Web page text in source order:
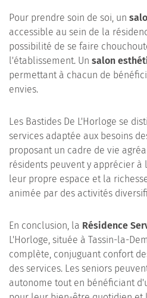
Pour prendre soin de soi, un
accessible au sein de la
possibilité de se faire
l'établissement. Un salon
permettant à chacun de
envies.
Les Bastides De L'Horloge se
services adaptée aux besoins
proposant un cadre de vie
résidents peuvent y apprécier
leur propre espace et la
animée par des activités
En conclusion, la Résidence
L'Horloge, située à Tassin-la-
complète, conjuguant confort
des services. Les seniors
autonome tout en bénéficiant